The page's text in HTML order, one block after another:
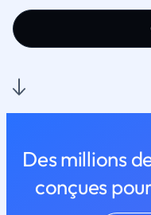
Des millions
conçues